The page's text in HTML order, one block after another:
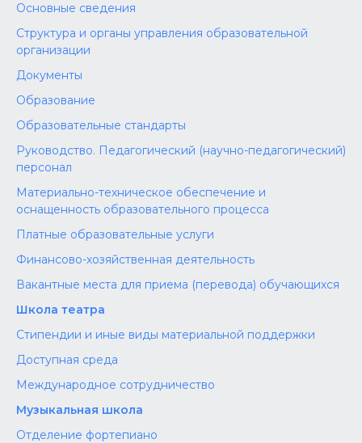
Основные сведения
Структура и органы управления образовательной
организации
Документы
Образование
Образовательные стандарты
Руководство. Педагогический (научно-педагогический)
персонал
Материально-техническое обеспечение и
оснащенность образовательного процесса
Платные образовательные услуги
Финансово-хозяйственная деятельность
Вакантные места для приема (перевода) обучающихся
Школа театра
Стипендии и иные виды материальной поддержки
Доступная среда
Международное сотрудничество
Музыкальная школа
Отделение фортепиано